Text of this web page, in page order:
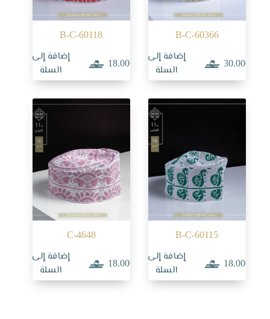
B-C-60366
30.000
إضافة إلى
السلة
B-C-60118
18.000
إضافة إلى
السلة
B-C-60115
18.000
إضافة إلى
السلة
C-4648
18.000
إضافة إلى
السلة